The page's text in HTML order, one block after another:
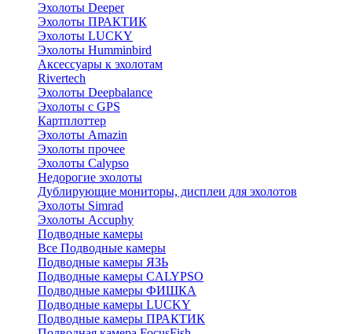
Эхолоты Deeper
Эхолоты ПРАКТИК
Эхолоты LUCKY
Эхолоты Humminbird
Аксессуары к эхолотам
Rivertech
Эхолоты Deepbalance
Эхолоты с GPS
Картплоттер
Эхолоты Amazin
Эхолоты прочее
Эхолоты Calypso
Недорогие эхолоты
Дублирующие мониторы, дисплеи для эхолотов
Эхолоты Simrad
Эхолоты Accuphy
Подводные камеры
Все Подводные камеры
Подводные камеры ЯЗЬ
Подводные камеры CALYPSO
Подводные камеры ФИШКА
Подводные камеры LUCKY
Подводные камеры ПРАКТИК